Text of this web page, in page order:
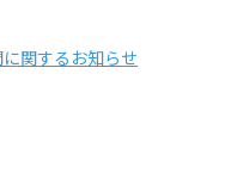
関するお知らせ